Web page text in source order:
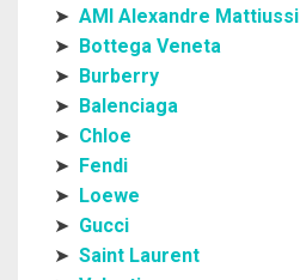
➤ AMI Alexandre Mattiussi
➤ Bottega Veneta
➤ Burberry
➤ Balenciaga
➤ Chloe
➤ Fendi
➤ Loewe
➤ Gucci
➤ Saint Laurent